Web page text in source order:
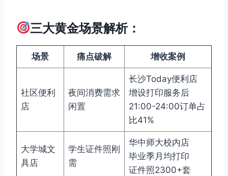
三大黄金场景解析：
场景 痛点破解 增收案例
社区便利
店
夜间消费需求
闲置
长沙Today便利店
增设打印服务后
21:00-24:00订单占
比41%
大学城文
具店
学生证件照刚
需
华中师大校内店
毕业季月均打印
证件照2300+套